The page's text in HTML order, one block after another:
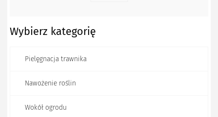
Wybierz kategorię
Pielęgnacja trawnika
Nawożenie roślin
Wokół ogrodu